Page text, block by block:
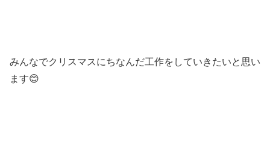
みんなでクリスマスにちなんだ工作をしていきたいと思い
ます😊